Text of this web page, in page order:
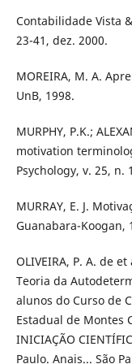
Contabilidade Vista
23-41, dez. 2000.
MOREIRA, M. A.
UnB, 1998.
MURPHY, P.K.;
motivation
Psychology, v. 25, n.
MURRAY, E. J.
Guanabara-Koogan,
OLIVEIRA, P. A. de
Teoria da
alunos do Curso de
Estadual de Montes
INICIAÇÃO
Paulo. Anais... São